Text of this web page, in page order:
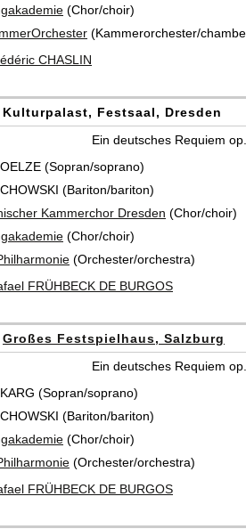
(Chor/choir)
(Kammerorchester/
CHASLIN
Kulturpalast, Festsaal, Dresden
Ein deutsches Requiem
(Sopran/soprano)
(Bariton/bariton)
Kammerchor Dresden (Chor/choir)
(Chor/choir)
(Orchester/orchestra)
FRÜHBECK DE BURGOS
Großes Festspielhaus, Salzburg
Ein deutsches Requiem
(Sopran/soprano)
(Bariton/bariton)
(Chor/choir)
(Orchester/orchestra)
FRÜHBECK DE BURGOS